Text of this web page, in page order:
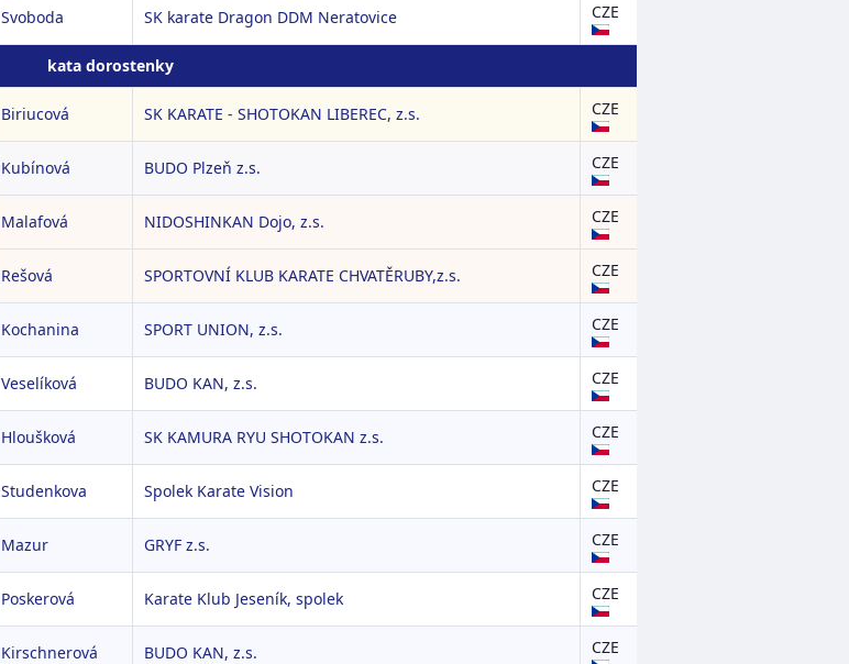
Svoboda SK karate Dragon DDM Neratovice CZE
kata dorostenky
Biriucová SK KARATE - SHOTOKAN LIBEREC, z.s. CZE
Kubínová BUDO Plzeň z.s. CZE
Malafová NIDOSHINKAN Dojo, z.s. CZE
Rešová SPORTOVNÍ KLUB KARATE CHVATĚRUBY,z.s. CZE
Kochanina SPORT UNION, z.s. CZE
Veselíková BUDO KAN, z.s. CZE
Hloušková SK KAMURA RYU SHOTOKAN z.s. CZE
Studenkova Spolek Karate Vision CZE
Mazur GRYF z.s. CZE
Poskerová Karate Klub Jeseník, spolek CZE
Kirschnerová BUDO KAN, z.s. CZE